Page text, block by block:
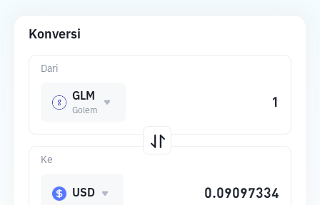
Konversi
Dari
GLM
Golem
Ke
USD